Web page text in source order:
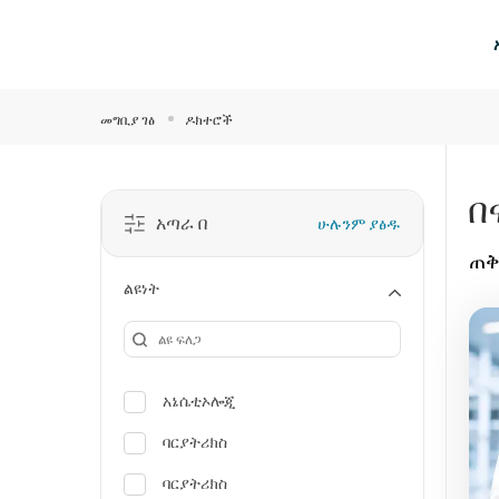
መግቢያ ገፅ ዶክተሮች
አጣራ በ ሁሉንም ያፅዱ
ልዩነት
አኔሴቲኦሎጂ
ባርያትሪክስ
ባርያትሪክስ